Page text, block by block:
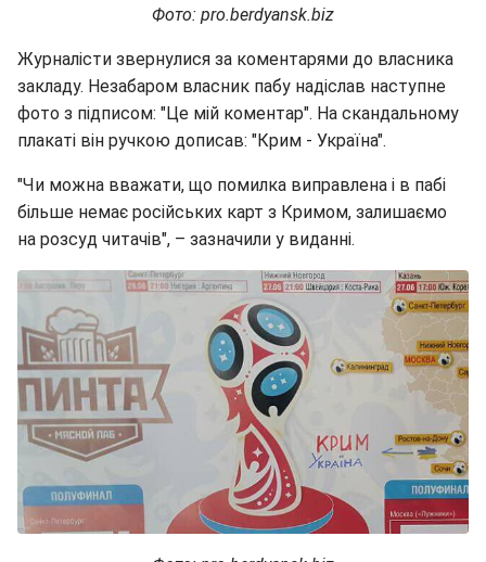
Фото: pro.berdyansk.biz
Журналісти звернулися за коментарями до власника
закладу. Незабаром власник пабу надіслав наступне
фото з підписом: "Це мій коментар". На скандальному
плакаті він ручкою дописав: "Крим - Україна".
"Чи можна вважати, що помилка виправлена і в пабі
більше немає російських карт з Кримом, залишаємо
на розсуд читачів", – зазначили у виданні.